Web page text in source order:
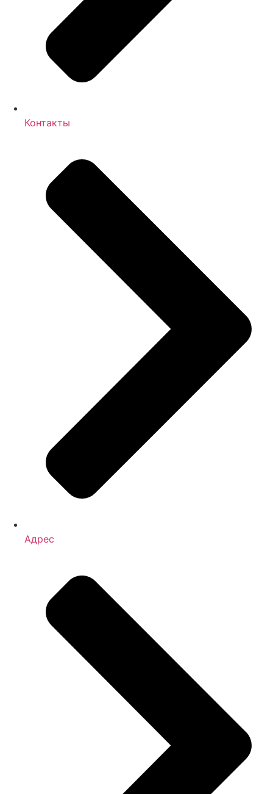
Контакты
Адрес